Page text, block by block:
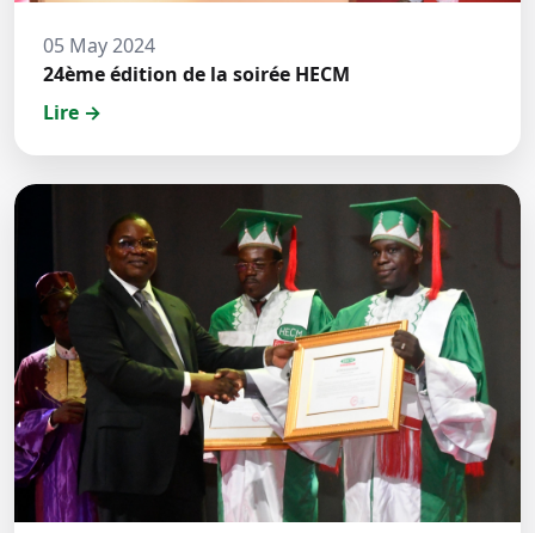
05 May 2024
24ème édition de la soirée HECM
Lire →